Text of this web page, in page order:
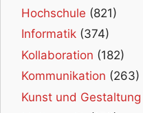
Hochschule (821)
Informatik (374)
Kollaboration (182)
Kommunikation (263)
Kunst und Gestaltung